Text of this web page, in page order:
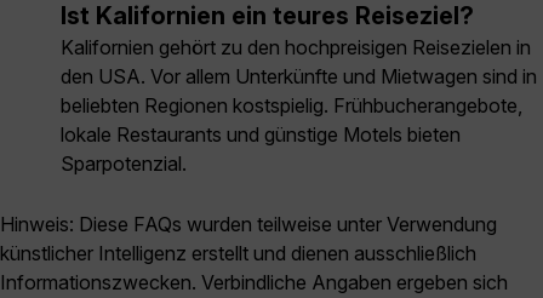
Ist Kalifornien ein teures Reiseziel?
Kalifornien gehört zu den hochpreisigen Reisezielen in
den USA. Vor allem Unterkünfte und Mietwagen sind in
beliebten Regionen kostspielig. Frühbucherangebote,
lokale Restaurants und günstige Motels bieten
Sparpotenzial.
Hinweis: Diese FAQs wurden teilweise unter Verwendung
künstlicher Intelligenz erstellt und dienen ausschließlich
Informationszwecken. Verbindliche Angaben ergeben sich